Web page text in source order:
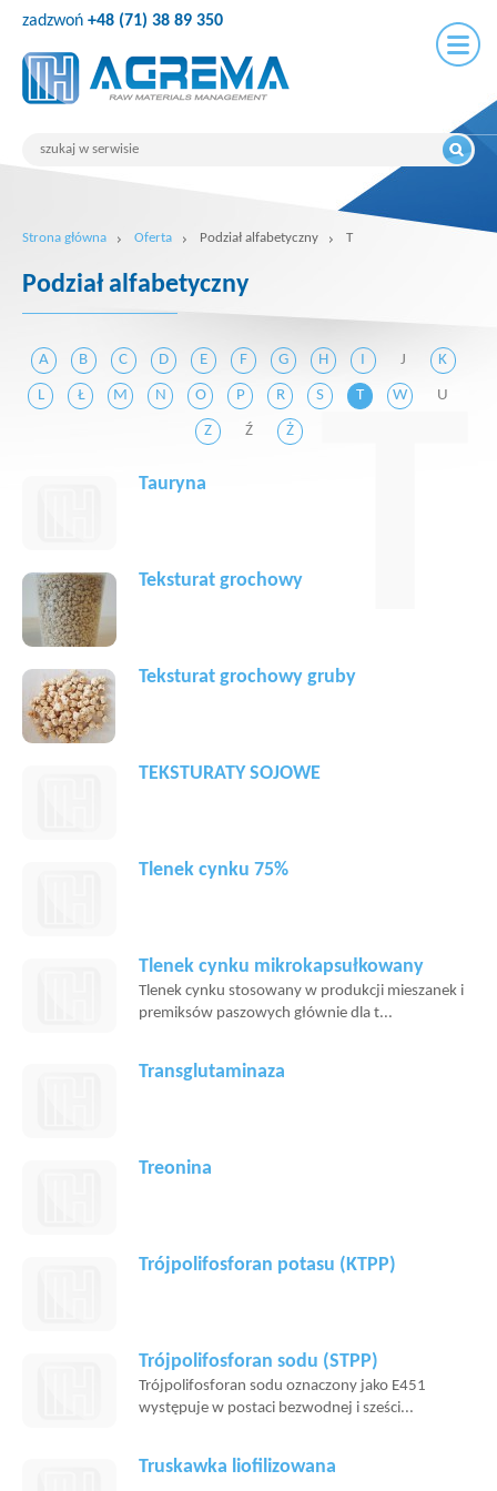
zadzwoń +48 (71) 38 89 350
Strona główna Oferta Podział alfabetyczny T
Podział alfabetyczny
A B C D E F G H I J K
L Ł M N O P R S T W U
Z Ź Ż
Tauryna
Teksturat grochowy
Teksturat grochowy gruby
TEKSTURATY SOJOWE
Tlenek cynku 75%
Tlenek cynku mikrokapsułkowany
Tlenek cynku stosowany w produkcji mieszanek i
premiksów paszowych głównie dla t...
Transglutaminaza
Treonina
Trójpolifosforan potasu (KTPP)
Trójpolifosforan sodu (STPP)
Trójpolifosforan sodu oznaczony jako E451
występuje w postaci bezwodnej i sześci...
Truskawka liofilizowana